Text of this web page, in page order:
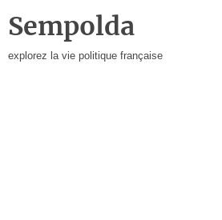
Sempolda
explorez la vie politique française